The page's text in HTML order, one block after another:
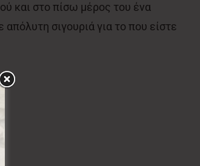
και στο πίσω μέρος του ένα
σιγουριά για το που είστε